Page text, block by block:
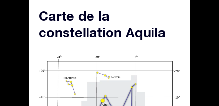
Carte de la
constellation Aquila